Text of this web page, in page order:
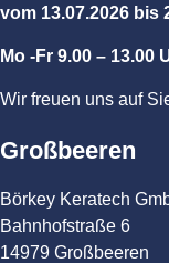
vom 13.07.2026 bis
Mo -Fr 9.00 – 13.00
Wir freuen uns auf
Großbeeren
Börkey Keratech
Bahnhofstraße 6
14979 Großbeeren